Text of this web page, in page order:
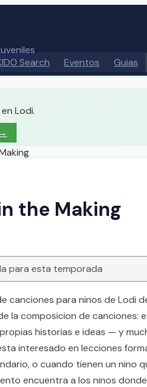
Search Eventos Guias
en Lodi.
the Making
para esta temporada
canciones para ninos de Lodi
la composicion de
historias e ideas — y
interesado en lecciones
o cuando tienen un nino
encuentra a los ninos